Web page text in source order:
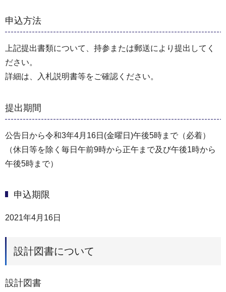
申込方法
上記提出書類について、持参または郵送により提出してく
ださい。
詳細は、入札説明書等をご確認ください。
提出期間
公告日から令和3年4月16日(金曜日)午後5時まで（必着）
（休日等を除く毎日午前9時から正午まで及び午後1時から
午後5時まで）
申込期限
2021年4月16日
設計図書について
設計図書